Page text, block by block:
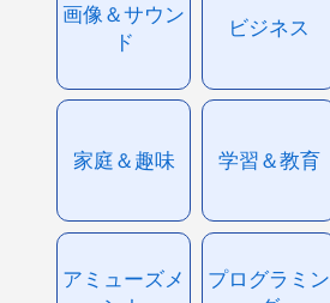
画像＆サウン
ド
ビジネス
家庭＆趣味 学習＆教育
アミューズメ
プログラミン